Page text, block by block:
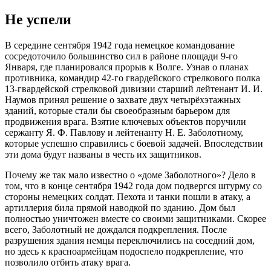
Не успели
В середине сентября 1942 года немецкое командование
сосредоточило большинство сил в районе площади 9-го
Января, где планировался прорыв к Волге. Узнав о планах
противника, командир 42-го гвардейского стрелкового полка
13-гвардейской стрелковой дивизии старший лейтенант И. И.
Наумов принял решение о захвате двух четырёхэтажных
зданий, которые стали бы своеобразным барьером для
продвижения врага. Взятие ключевых объектов поручили
сержанту Я. Ф. Павлову и лейтенанту Н. Е. Заболотному,
которые успешно справились с боевой задачей. Впоследствии
эти дома будут названы в честь их защитников.
Почему же так мало известно о «доме Заболотного»? Дело в
том, что в конце сентября 1942 года дом подвергся штурму со
стороны немецких солдат. Пехота и танки пошли в атаку, а
артиллерия била прямой наводкой по зданию. Дом был
полностью уничтожен вместе со своими защитниками. Скорее
всего, Заболотный не дождался подкрепления. После
разрушения здания немцы переключились на соседний дом,
но здесь к красноармейцам подоспело подкрепление, что
позволило отбить атаку врага.